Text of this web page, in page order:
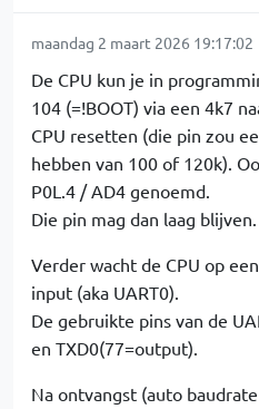
maandag 2 maart 2026 19:17:02
De CPU kun je in
104 (=!BOOT) via een 4k7
CPU resetten (die pin zou
hebben van 100 of 120k).
P0L.4 / AD4 genoemd.
Die pin mag dan laag blijven.
Verder wacht de CPU op
input (aka UART0).
De gebruikte pins van de
en TXD0(77=output).
Na ontvangst (auto